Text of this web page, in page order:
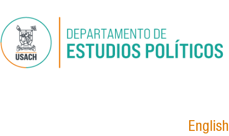
English